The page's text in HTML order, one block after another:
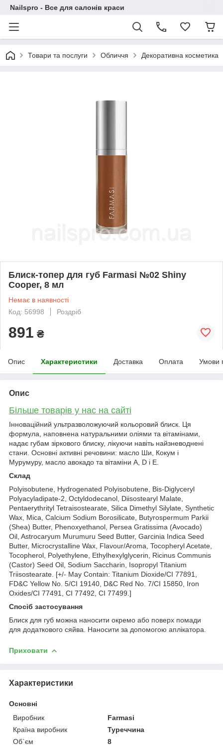
Nailspro - Все для салонів краси
Товари та послуги Обличчя Декоративна косметика
Блиск-топер для губ Farmasi №02 Shiny
Cooper, 8 мл
Немає в наявності
Код: 56998
Роздріб
891 ₴
Опис Характеристики Доставка Оплата Умови
Опис
Більше товарів у нас на сайті
Інноваційний ультразволожуючий кольоровий блиск. Ця
формула, наповнена натуральними оліями та вітамінами,
надає губам зіркового блиску, лікуючи навіть найзневоднені
стани. Основні активні речовини: масло Ши, Кокум і
Мурумуру, масло авокадо та вітаміни A, D і E.
Склад
Polyisobutene, Hydrogenated Polyisobutene, Bis-Diglyceryl
Polyacyladipate-2, Octyldodecanol, Diisostearyl Malate,
Pentaerythrityl Tetraisostearate, Silica Dimethyl Silylate, Synthetic
Wax, Mica, Calcium Sodium Borosilicate, Butyrospermum Parkii
(Shea) Butter, Phenoxyethanol, Persea Gratissima (Avocado)
Oil, Astrocaryum Murumuru Seed Butter, Garcinia Indica Seed
Butter, Microcrystalline Wax, Flavour/Aroma, Tocopheryl Acetate,
Tocopherol, Polyethylene, Ethylhexylglycerin, Ricinus Communis
(Castor) Seed Oil, Sodium Saccharin, Isopropyl Titanium
Triisostearate. [+/- May Contain: Titanium Dioxide/CI 77891,
FD&C Yellow No. 5/CI 19140, D&C Red No. 7/CI 15850, Iron
Oxides/CI 77491, CI 77492, CI 77499.]
Спосіб застосування
Блиск для губ можна наносити окремо або поверх помади
для додаткового сяйва. Наносити за допомогою аплікатора.
Приховати
Характеристики
Основні
Виробник
Farmasi
Країна виробник
Туреччина
Об`єм
8